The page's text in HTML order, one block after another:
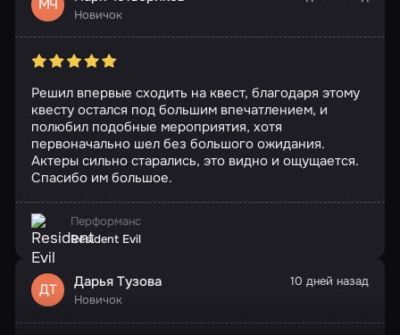
МЧ
Новичок
Решил впервые сходить на квест, благодаря этому
квесту остался под большим впечатлением, и
полюбил подобные мероприятия, хотя
первоначально шел без большого ожидания.
Актеры сильно старались, это видно и ощущается.
Спасибо им большое.
Перформанс
Resident Evil
ДТ Дарья Тузова
Новичок
10 дней назад